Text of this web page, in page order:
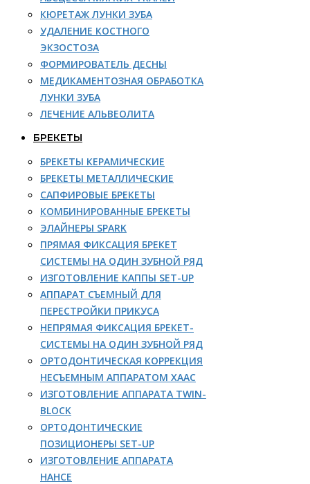
КЮРЕТАЖ ЛУНКИ ЗУБА
УДАЛЕНИЕ КОСТНОГО
ЭКЗОСТОЗА
ФОРМИРОВАТЕЛЬ ДЕСНЫ
МЕДИКАМЕНТОЗНАЯ ОБРАБОТКА
ЛУНКИ ЗУБА
ЛЕЧЕНИЕ АЛЬВЕОЛИТА
БРЕКЕТЫ
БРЕКЕТЫ КЕРАМИЧЕСКИЕ
БРЕКЕТЫ МЕТАЛЛИЧЕСКИЕ
САПФИРОВЫЕ БРЕКЕТЫ
КОМБИНИРОВАННЫЕ БРЕКЕТЫ
ЭЛАЙНЕРЫ SPARK
ПРЯМАЯ ФИКСАЦИЯ БРЕКЕТ
СИСТЕМЫ НА ОДИН ЗУБНОЙ РЯД
ИЗГОТОВЛЕНИЕ КАППЫ SET-UP
АППАРАТ СЪЕМНЫЙ ДЛЯ
ПЕРЕСТРОЙКИ ПРИКУСА
НЕПРЯМАЯ ФИКСАЦИЯ БРЕКЕТ-
СИСТЕМЫ НА ОДИН ЗУБНОЙ РЯД
ОРТОДОНТИЧЕСКАЯ КОРРЕКЦИЯ
НЕСЪЕМНЫМ АППАРАТОМ ХААС
ИЗГОТОВЛЕНИЕ АППАРАТА TWIN-
BLOCK
ОРТОДОНТИЧЕСКИЕ
ПОЗИЦИОНЕРЫ SET-UP
ИЗГОТОВЛЕНИЕ АППАРАТА
НАНСЕ